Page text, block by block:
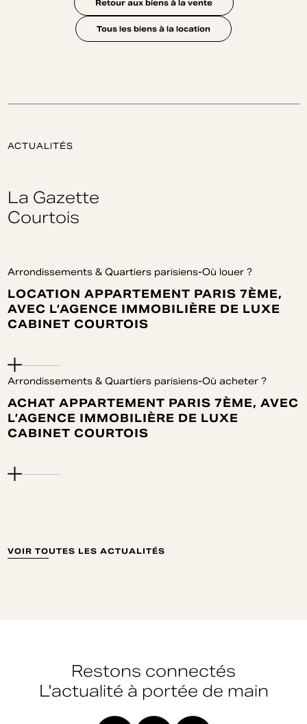
Retour aux biens à la vente
Tous les biens à la location
ACTUALITÉS
La Gazette
Courtois
Arrondissements & Quartiers parisiens-Où louer ?
LOCATION APPARTEMENT PARIS 7ÈME,
AVEC L’AGENCE IMMOBILIÈRE DE LUXE
CABINET COURTOIS
Arrondissements & Quartiers parisiens-Où acheter ?
ACHAT APPARTEMENT PARIS 7ÈME, AVEC
L’AGENCE IMMOBILIÈRE DE LUXE
CABINET COURTOIS
VOIR TOUTES LES ACTUALITÉS
Restons connectés
L'actualité à portée de main